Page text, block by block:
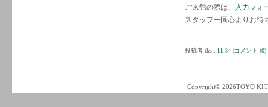
ご来館の際は、
入力フォ
スタッフ一同心よりお待
投稿者 tks : 11:34 |コメント (0)
Copyright© 2026TOYO